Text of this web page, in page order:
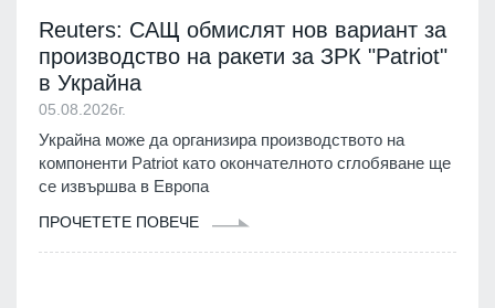
Reuters: САЩ обмислят нов вариант за
производство на ракети за ЗРК "Patriot"
в Украйна
05.08.2026г.
Украйна може да организира производството на
компоненти Patriot като окончателното сглобяване ще
се извършва в Европа
ПРОЧЕТЕТЕ ПОВЕЧЕ